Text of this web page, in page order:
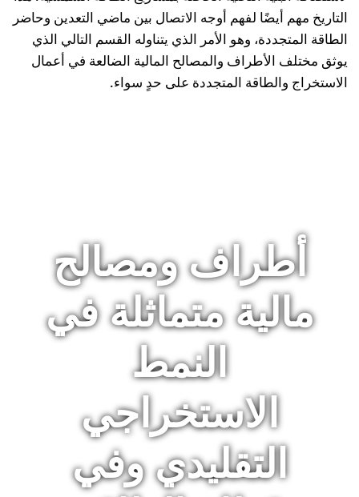
التاريخ مهم أيضًا لفهم أوجه الاتصال بين ماضي التعدين وحاضر
الطاقة المتجددة، وهو الأمر الذي يتناوله القسم التالي الذي
يوثق مختلف الأطراف والمصالح المالية الضالعة في أعمال
الاستخراج والطاقة المتجددة على حدٍ سواء.
أطراف ومصالح
مالية متماثلة في
النمط
الاستخراجي
التقليدي وفي